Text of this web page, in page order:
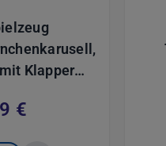
Klapper
€